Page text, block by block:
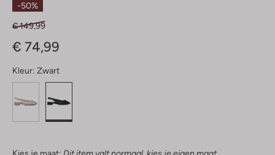
-50%
€ 149,99
€ 74,99
Kleur: Zwart